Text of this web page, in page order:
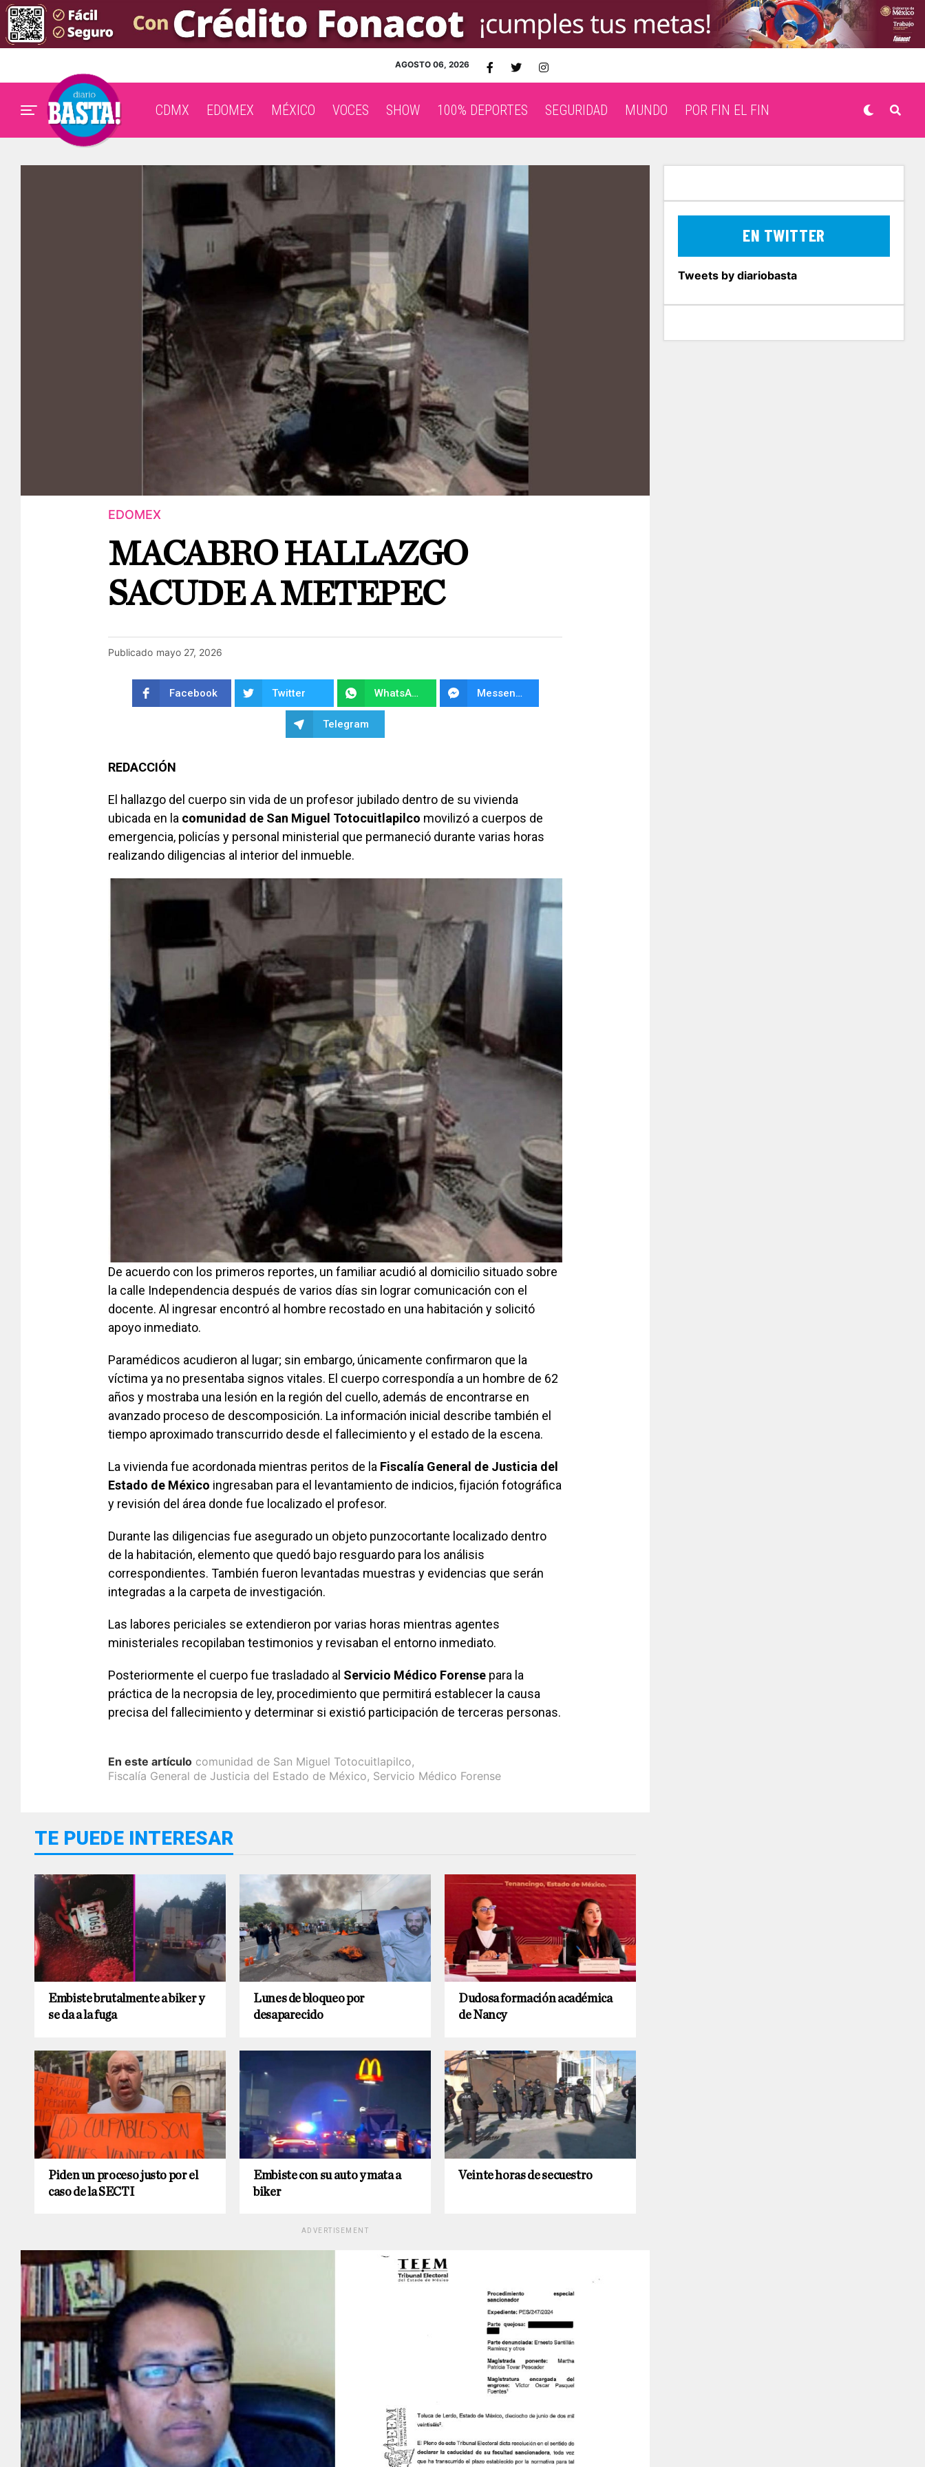
AGOSTO 06, 2026
CDMX EDOMEX MÉXICO VOCES SHOW 100% DEPORTES SEGURIDAD MUNDO POR FIN EL FIN
EDOMEX
MACABRO HALLAZGO
SACUDE A METEPEC
Publicado mayo 27, 2026
Facebook Twitter WhatsApp Messenger
Telegram
REDACCIÓN
El hallazgo del cuerpo sin vida de un profesor jubilado dentro de su vivienda
ubicada en la comunidad de San Miguel Totocuitlapilco movilizó a cuerpos de
emergencia, policías y personal ministerial que permaneció durante varias horas
realizando diligencias al interior del inmueble.
De acuerdo con los primeros reportes, un familiar acudió al domicilio situado sobre
la calle Independencia después de varios días sin lograr comunicación con el
docente. Al ingresar encontró al hombre recostado en una habitación y solicitó
apoyo inmediato.
Paramédicos acudieron al lugar; sin embargo, únicamente confirmaron que la
víctima ya no presentaba signos vitales. El cuerpo correspondía a un hombre de 62
años y mostraba una lesión en la región del cuello, además de encontrarse en
avanzado proceso de descomposición. La información inicial describe también el
tiempo aproximado transcurrido desde el fallecimiento y el estado de la escena.
La vivienda fue acordonada mientras peritos de la Fiscalía General de Justicia del
Estado de México ingresaban para el levantamiento de indicios, fijación fotográfica
y revisión del área donde fue localizado el profesor.
Durante las diligencias fue asegurado un objeto punzocortante localizado dentro
de la habitación, elemento que quedó bajo resguardo para los análisis
correspondientes. También fueron levantadas muestras y evidencias que serán
integradas a la carpeta de investigación.
Las labores periciales se extendieron por varias horas mientras agentes
ministeriales recopilaban testimonios y revisaban el entorno inmediato.
Posteriormente el cuerpo fue trasladado al Servicio Médico Forense para la
práctica de la necropsia de ley, procedimiento que permitirá establecer la causa
precisa del fallecimiento y determinar si existió participación de terceras personas.
En este artículo comunidad de San Miguel Totocuitlapilco,
Fiscalía General de Justicia del Estado de México, Servicio Médico Forense
TE PUEDE INTERESAR
Embiste brutalmente a biker y
se da a la fuga
Lunes de bloqueo por
desaparecido
Dudosa formación académica
de Nancy
Piden un proceso justo por el
caso de la SECTI
Embiste con su auto y mata a
biker
Veinte horas de secuestro
ADVERTISEMENT
EN TWITTER
Tweets by diariobasta